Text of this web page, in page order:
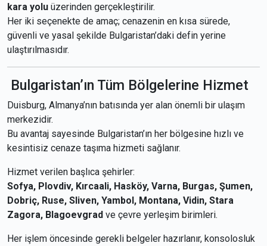
kara yolu üzerinden gerçekleştirilir.
Her iki seçenekte de amaç; cenazenin en kısa sürede,
güvenli ve yasal şekilde Bulgaristan’daki defin yerine
ulaştırılmasıdır.
Bulgaristan’ın Tüm Bölgelerine Hizmet
Duisburg, Almanya’nın batısında yer alan önemli bir ulaşım
merkezidir.
Bu avantaj sayesinde Bulgaristan’ın her bölgesine hızlı ve
kesintisiz cenaze taşıma hizmeti sağlanır.
Hizmet verilen başlıca şehirler:
Sofya, Plovdiv, Kırcaali, Hasköy, Varna, Burgas, Şumen,
Dobriç, Ruse, Sliven, Yambol, Montana, Vidin, Stara
Zagora, Blagoevgrad ve çevre yerleşim birimleri.
Her işlem öncesinde gerekli belgeler hazırlanır, konsolosluk